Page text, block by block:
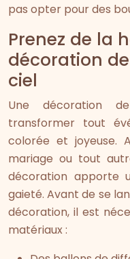
pas opter pour des
Prenez de la
décoration
ciel
Une décoration
transformer tout
colorée et joyeuse.
mariage ou tout
décoration apporte
gaieté. Avant de se
décoration, il est
matériaux :